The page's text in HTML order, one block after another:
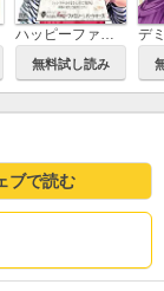
ハッピーファミリー 復讐のレンタルお母さん
無料試し読み
ブで読む